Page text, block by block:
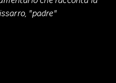
"padre"